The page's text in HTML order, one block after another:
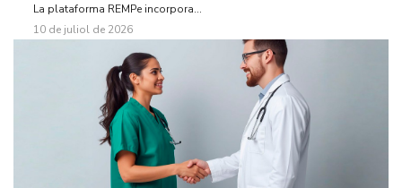
La plataforma REMPe incorpora...
10 de juliol de 2026